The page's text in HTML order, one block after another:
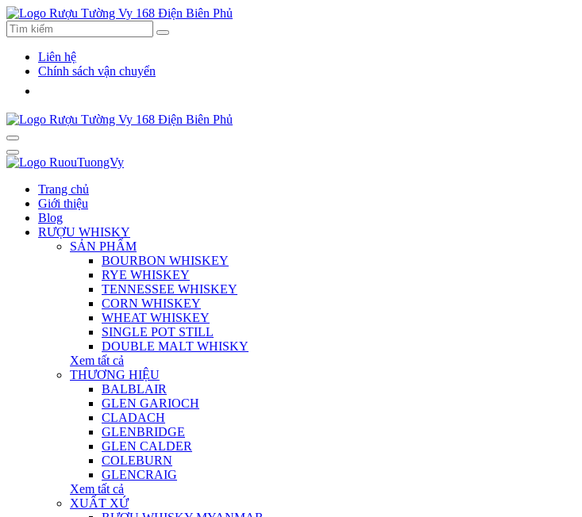
Liên hệ
Chính sách vận chuyển
Trang chủ
Giới thiệu
Blog
RƯỢU WHISKY
SẢN PHẨM
BOURBON WHISKEY
RYE WHISKEY
TENNESSEE WHISKEY
CORN WHISKEY
WHEAT WHISKEY
SINGLE POT STILL
DOUBLE MALT WHISKY
Xem tất cả
THƯƠNG HIỆU
BALBLAIR
GLEN GARIOCH
CLADACH
GLENBRIDGE
GLEN CALDER
COLEBURN
GLENCRAIG
Xem tất cả
XUẤT XỨ